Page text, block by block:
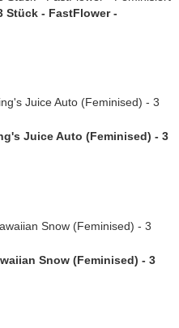
Stück - FastFlower -
Juice Auto (Feminised) - 3
Snow (Feminised) - 3